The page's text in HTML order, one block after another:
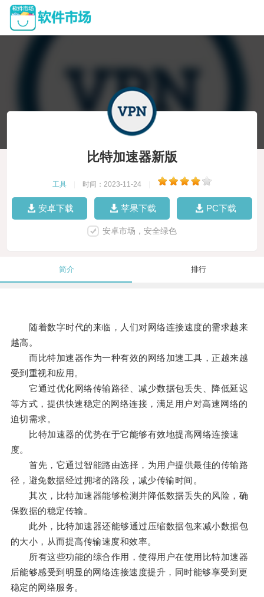
比特加速器新版
工具 时间：2023-11-24
安卓下载 苹果下载 PC下载
安卓市场，安全绿色
简介 排行
随着数字时代的来临，人们对网络连接速度的需求越来
越高。
而比特加速器作为一种有效的网络加速工具，正越来越
受到重视和应用。
它通过优化网络传输路径、减少数据包丢失、降低延迟
等方式，提供快速稳定的网络连接，满足用户对高速网络的
迫切需求。
比特加速器的优势在于它能够有效地提高网络连接速
度。
首先，它通过智能路由选择，为用户提供最佳的传输路
径，避免数据经过拥堵的路段，减少传输时间。
其次，比特加速器能够检测并降低数据丢失的风险，确
保数据的稳定传输。
此外，比特加速器还能够通过压缩数据包来减小数据包
的大小，从而提高传输速度和效率。
所有这些功能的综合作用，使得用户在使用比特加速器
后能够感受到明显的网络连接速度提升，同时能够享受到更
稳定的网络服务。